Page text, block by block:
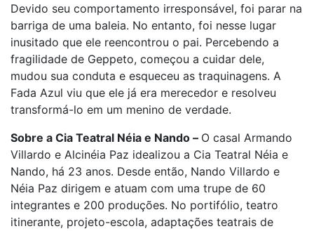
Devido seu comportamento irresponsável, foi parar na
barriga de uma baleia. No entanto, foi nesse lugar
inusitado que ele reencontrou o pai. Percebendo a
fragilidade de Geppeto, começou a cuidar dele,
mudou sua conduta e esqueceu as traquinagens. A
Fada Azul viu que ele já era merecedor e resolveu
transformá-lo em um menino de verdade.
Sobre a Cia Teatral Néia e Nando – O casal Armando
Villardo e Alcinéia Paz idealizou a Cia Teatral Néia e
Nando, há 23 anos. Desde então, Nando Villardo e
Néia Paz dirigem e atuam com uma trupe de 60
integrantes e 200 produções. No portifólio, teatro
itinerante, projeto-escola, adaptações teatrais de